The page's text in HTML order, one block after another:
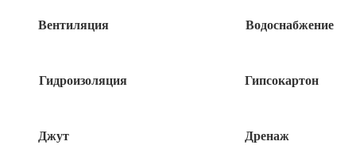
Вентиляция Водоснабжение
Гидроизоляция Гипсокартон
Джут Дренаж